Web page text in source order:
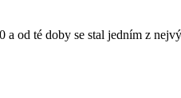
od té doby se stal jedním z